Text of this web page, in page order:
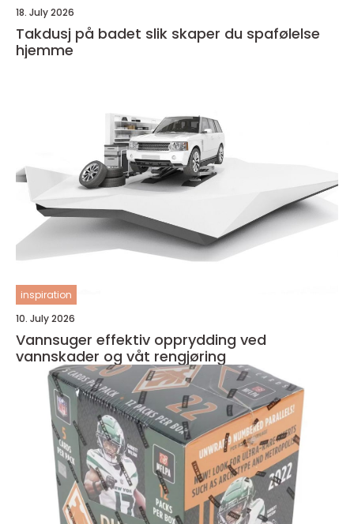
18. July 2026
Takdusj på badet slik skaper du spafølelse
hjemme
inspiration
10. July 2026
Vannsuger effektiv opprydding ved
vannskader og våt rengjøring